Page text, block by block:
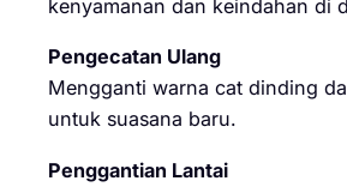
kenyamanan dan keindahan di
Pengecatan Ulang
Mengganti warna cat dinding
untuk suasana baru.
Penggantian Lantai